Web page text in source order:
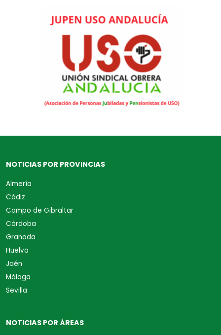
NOTICIAS POR PROVINCIAS
Almería
Cádiz
Campo de Gibraltar
Córdoba
Granada
Huelva
Jaén
Málaga
Sevilla
NOTICIAS POR ÁREAS